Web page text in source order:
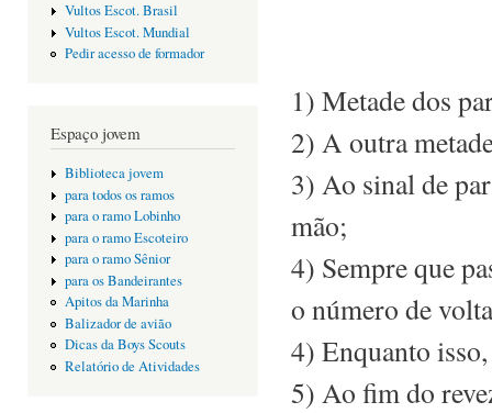
Vultos Escot. Brasil
Vultos Escot. Mundial
Pedir acesso de formador
Espaço jovem
Biblioteca jovem
para todos os ramos
para o ramo Lobinho
para o ramo Escoteiro
para o ramo Sênior
para os Bandeirantes
Apitos da Marinha
Balizador de avião
Dicas da Boys Scouts
Relatório de Atividades
1) Metade dos
2) A outra
3) Ao sinal de
mão;
4) Sempre que
o número de
4) Enquanto
5) Ao fim do